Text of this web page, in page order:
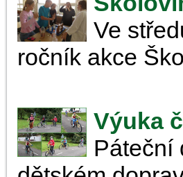
Ve
ročník akce
Výuka
Páteční